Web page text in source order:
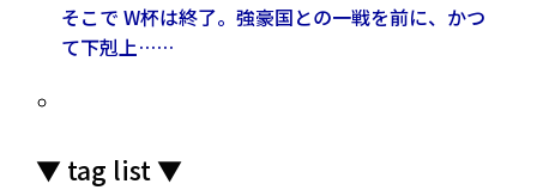
そこで W杯は終了。強豪国との一戦を前に、かつ
て下剋上……
▼ tag list ▼